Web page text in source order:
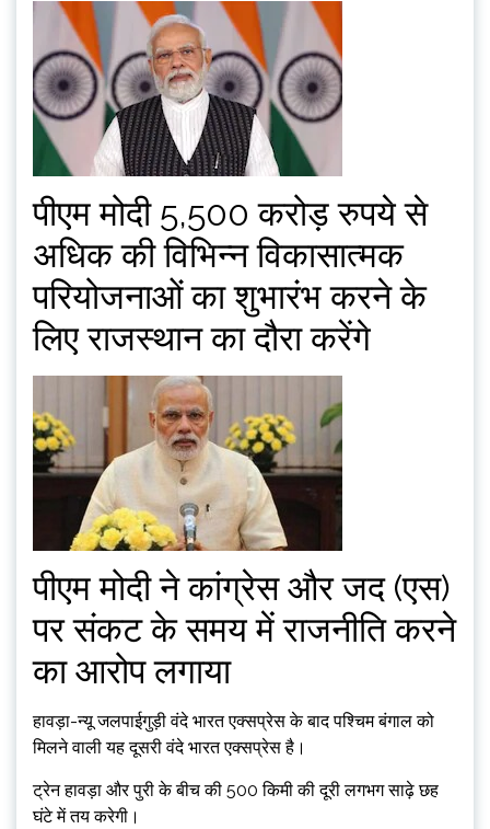
पीएम मोदी 5,500 करोड़ रुपये से
अधिक की विभिन्न विकासात्मक
परियोजनाओं का शुभारंभ करने के
लिए राजस्थान का दौरा करेंगे
पीएम मोदी ने कांग्रेस और जद (एस)
पर संकट के समय में राजनीति करने
का आरोप लगाया
हावड़ा-न्यू जलपाईगुड़ी वंदे भारत एक्सप्रेस के बाद पश्चिम बंगाल को
मिलने वाली यह दूसरी वंदे भारत एक्सप्रेस है।
ट्रेन हावड़ा और पुरी के बीच की 500 किमी की दूरी लगभग साढ़े छह
घंटे में तय करेगी।